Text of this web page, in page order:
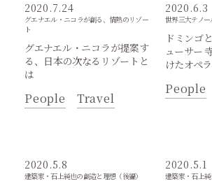
2020.7.24
グエナエル・ニコラが創る、情熱のリゾー
ト
グエナエル・ニコラが提案す
る、日本の次なるリゾートと
は
People Travel
2020.6.3
世界三大テノ
ドミンゴ
ューサー
けたオペ
People
2020.5.8
建築家・石上純也の創造と理想（後編）
2020.5.1
建築家・石上純